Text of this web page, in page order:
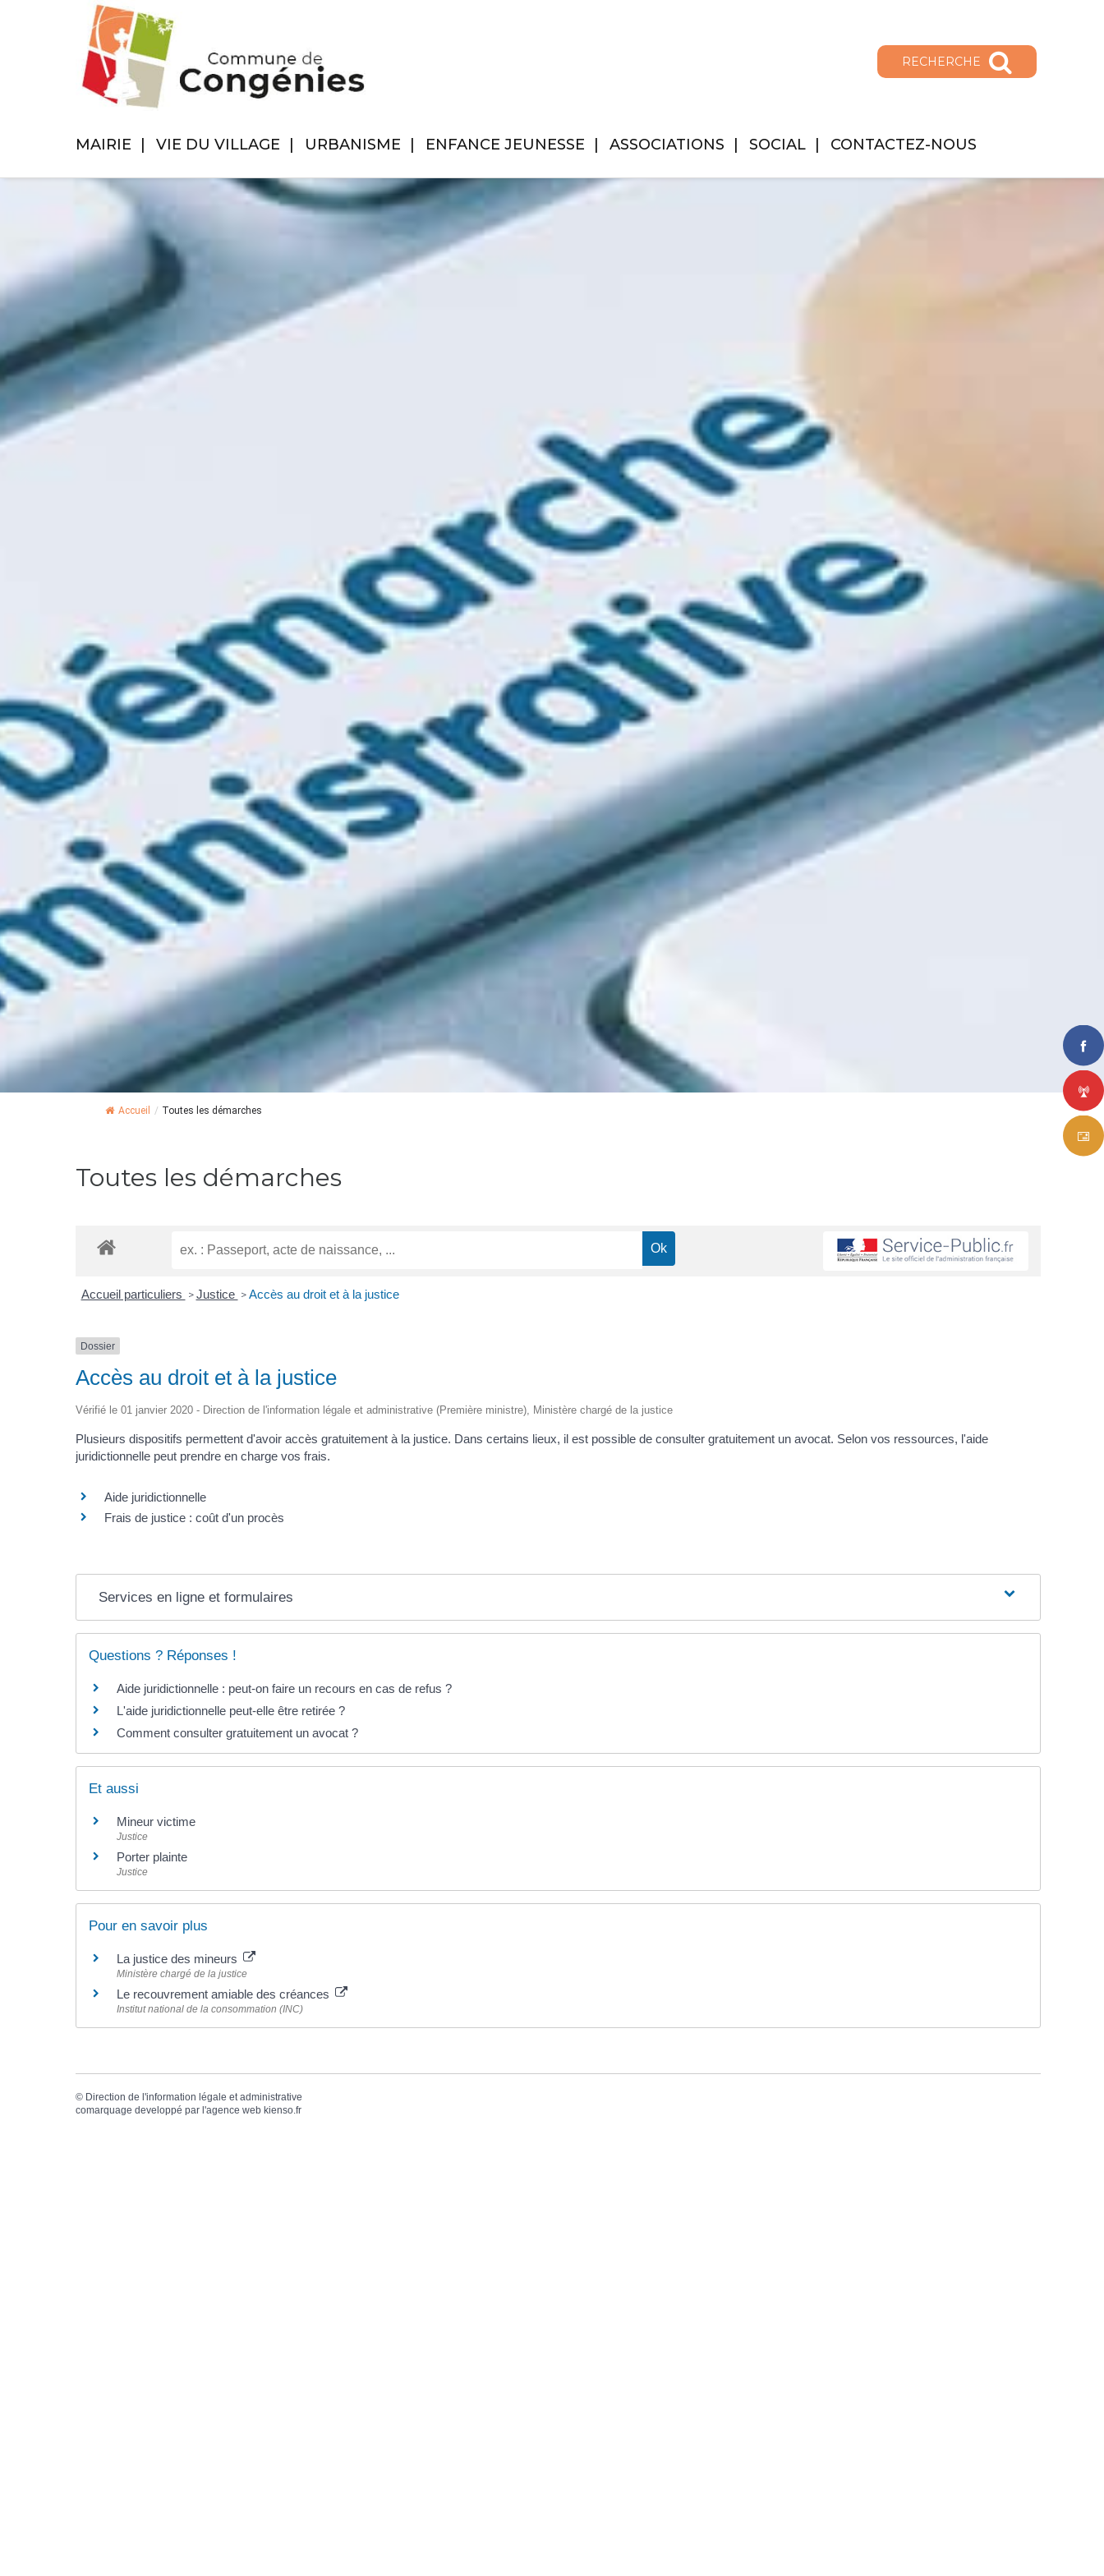
RECHERCHE
MAIRIE VIE DU VILLAGE URBANISME ENFANCE JEUNESSE ASSOCIATIONS SOCIAL CONTACTEZ-NOUS
Accueil / Toutes les démarches
Toutes les démarches
Accueil particuliers > Justice > Accès au droit et à la justice
Dossier
Accès au droit et à la justice
Vérifié le 01 janvier 2020 - Direction de l'information légale et administrative (Première ministre), Ministère chargé de la justice
Plusieurs dispositifs permettent d'avoir accès gratuitement à la justice. Dans certains lieux, il est possible de consulter gratuitement un avocat. Selon vos ressources, l'aide
juridictionnelle peut prendre en charge vos frais.
Aide juridictionnelle
Frais de justice : coût d'un procès
Services en ligne et formulaires
Questions ? Réponses !
Aide juridictionnelle : peut-on faire un recours en cas de refus ?
L'aide juridictionnelle peut-elle être retirée ?
Comment consulter gratuitement un avocat ?
Et aussi
Mineur victime
Justice
Porter plainte
Justice
Pour en savoir plus
La justice des mineurs
Ministère chargé de la justice
Le recouvrement amiable des créances
Institut national de la consommation (INC)
© Direction de l'information légale et administrative
comarquage developpé par l'agence web kienso.fr